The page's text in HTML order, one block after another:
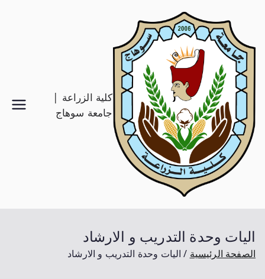
كلية الزراعة |
جامعة سوهاج
اليات وحدة التدريب و الارشاد
الصفحة الرئيسية اليات وحدة التدريب و الارشاد